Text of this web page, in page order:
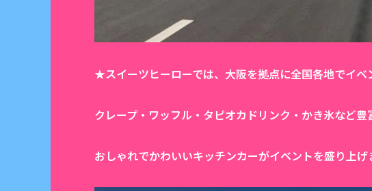
★スイーツヒーローでは、大阪を拠点に全国各地でイベ
クレープ・ワッフル・タピオカドリンク・かき氷など豊
おしゃれでかわいいキッチンカーがイベントを盛り上げ